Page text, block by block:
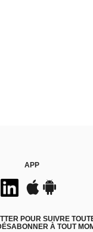
APP
POUR SUIVRE
À TOUT